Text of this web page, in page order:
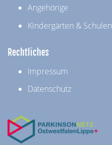
Angehörige
Kindergärten & Schulen
Rechtliches
Impressum
Datenschutz